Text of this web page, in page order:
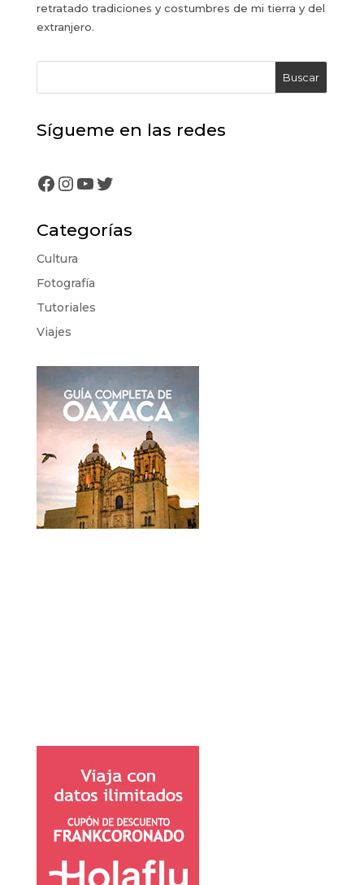
retratado tradiciones y costumbres de mi tierra y del
extranjero.
Buscar
Sígueme en las redes
Facebook
Instagram
YouTube
Twitter
Categorías
Cultura
Fotografía
Tutoriales
Viajes